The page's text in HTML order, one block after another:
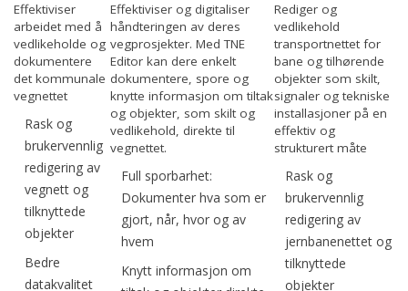
Effektiviser
arbeidet med å
vedlikeholde og
dokumentere
det kommunale
vegnettet
Rask og
brukervennlig
redigering av
vegnett og
tilknyttede
objekter
Bedre
datakvalitet
Effektiviser og digitaliser
håndteringen av deres
vegprosjekter. Med TNE
Editor kan dere enkelt
dokumentere, spore og
knytte informasjon om tiltak
og objekter, som skilt og
vedlikehold, direkte til
vegnettet.
Full sporbarhet:
Dokumenter hva som er
gjort, når, hvor og av
hvem
Knytt informasjon om
Rediger og
vedlikehold
transportnettet for
bane og tilhørende
objekter som skilt,
signaler og tekniske
installasjoner på en
effektiv og
strukturert måte
Rask og
brukervennlig
redigering av
jernbanenettet og
tilknyttede
objekter